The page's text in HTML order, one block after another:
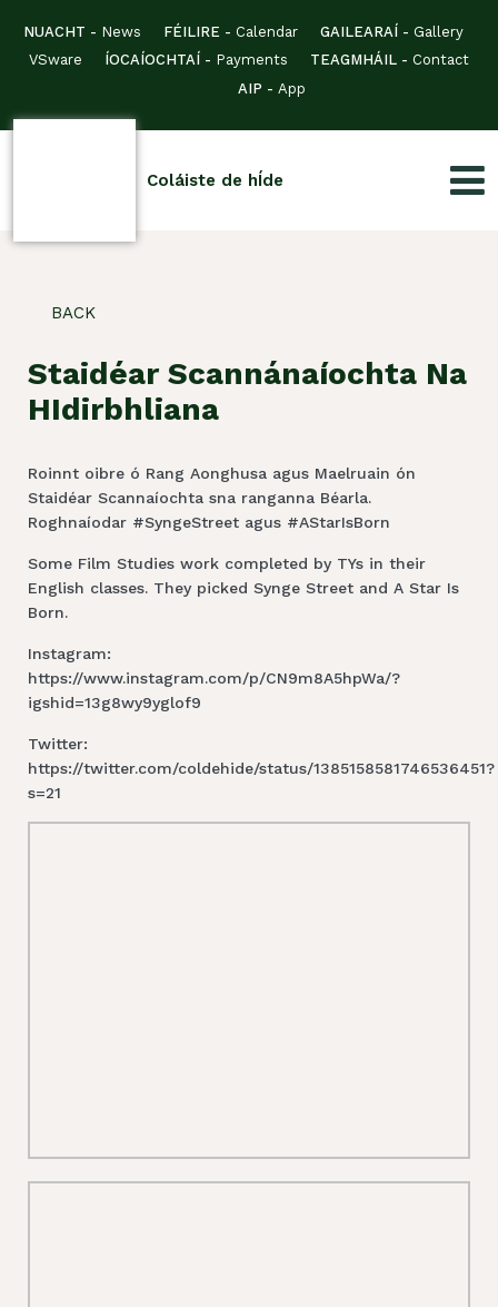
NUACHT - News FÉILIRE - Calendar GAILEARAÍ - Gallery
VSware
ÍOCAÍOCHTAÍ - Payments TEAGMHÁIL - Contact
AIP - App
Coláiste de hÍde
BACK
Staidéar Scannánaíochta Na
HIdirbhliana
Roinnt oibre ó Rang Aonghusa agus Maelruain ón
Staidéar Scannaíochta sna ranganna Béarla.
Roghnaíodar #SyngeStreet agus #AStarIsBorn
Some Film Studies work completed by TYs in their
English classes. They picked Synge Street and A Star Is
Born.
Instagram:
https://www.instagram.com/p/CN9m8A5hpWa/?
igshid=13g8wy9yglof9
Twitter:
https://twitter.com/coldehide/status/1385158581746536451?
s=21